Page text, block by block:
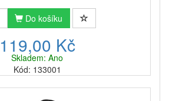
Do košíku
119,00 Kč
Skladem: Ano
Kód: 133001